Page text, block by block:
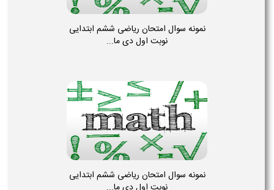
نمونه سوال امتحان ریاضی ششم ابتدایی
نوبت اول دی ما...
نمونه سوال امتحان ریاضی ششم ابتدایی